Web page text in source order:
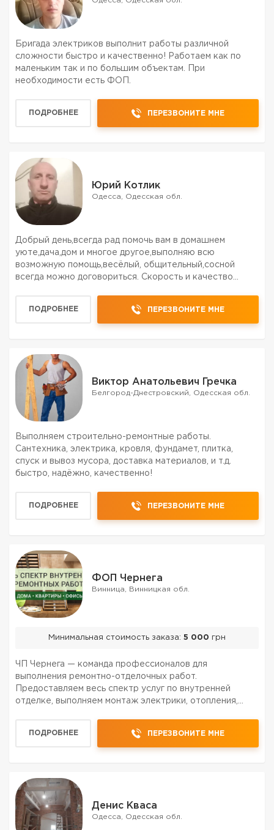
Бригада электриков выполнит работы различной
сложности быстро и качественно! Работаем как по
маленьким так и по большим объектам. При
необходимости есть ФОП.
ПОДРОБНЕЕ ПЕРЕЗВОНИТЕ МНЕ
Юрий Котлик
Одесса, Одесская обл.
Добрый день,всегда рад помочь вам в домашнем
уюте,дача,дом и многое другое,выполняю всю
возможную помощь,весёлый, общительный,сосной
всегда можно договориться. Скорость и качество
ПОДРОБНЕЕ ПЕРЕЗВОНИТЕ МНЕ
Виктор Анатольевич Гречка
Белгород-Днестровский, Одесская обл.
Выполняем строительно-ремонтные работы.
Сантехника, электрика, кровля, фундамет, плитка,
спуск и вывоз мусора, доставка материалов, и т.д.
быстро, надёжно, качественно!
ПОДРОБНЕЕ ПЕРЕЗВОНИТЕ МНЕ
ФОП Чернега
Винница, Винницкая обл.
Минимальная стоимость заказа: 5 000 грн
ЧП Чернега — команда профессионалов для
выполнения ремонтно-отделочных работ.
Предоставляем весь спектр услуг по внутренней
отделке, выполняем монтаж электрики, отопления,
по Виннице , области, Украин...
ПОДРОБНЕЕ ПЕРЕЗВОНИТЕ МНЕ
Денис Кваса
Одесса, Одесская обл.